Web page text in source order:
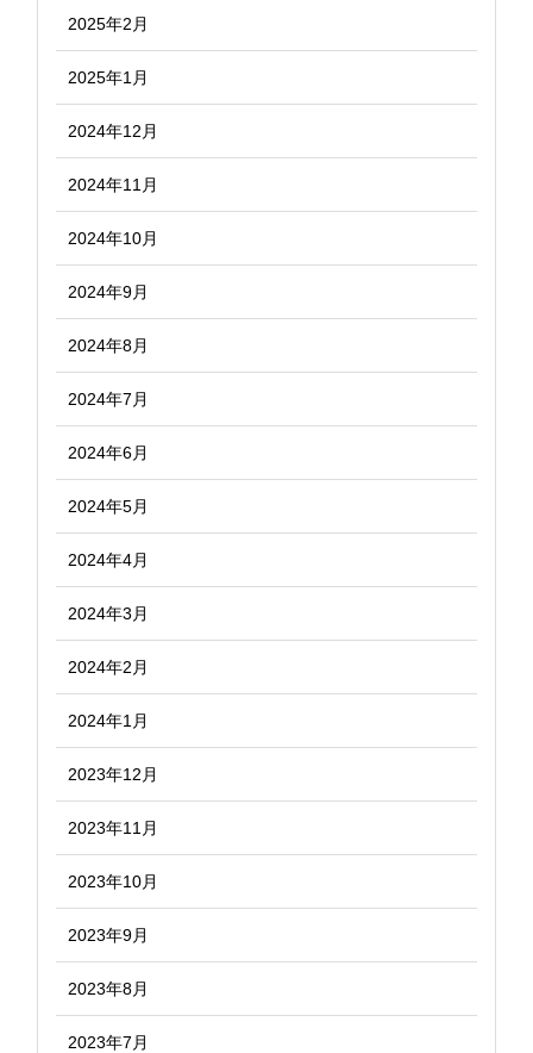
2025年2月
2025年1月
2024年12月
2024年11月
2024年10月
2024年9月
2024年8月
2024年7月
2024年6月
2024年5月
2024年4月
2024年3月
2024年2月
2024年1月
2023年12月
2023年11月
2023年10月
2023年9月
2023年8月
2023年7月